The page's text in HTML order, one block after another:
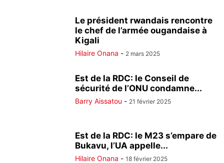
Le président rwandais rencontre
le chef de l’armée ougandaise à
Kigali
Hilaire Onana - 2 mars 2025
Est de la RDC: le Conseil de
sécurité de l’ONU condamne...
Barry Aissatou - 21 février 2025
Est de la RDC: le M23 s’empare de
Bukavu, l’UA appelle...
Hilaire Onana - 18 février 2025